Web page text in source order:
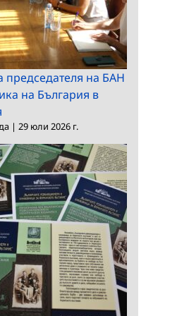
председателя на БАН
на България в
| 29 юли 2026 г.